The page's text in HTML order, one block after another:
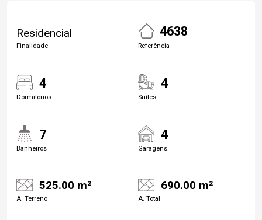
Residencial
Finalidade
4638
Referência
4
Dormitórios
4
Suítes
7
Banheiros
4
Garagens
525.00 m²
A. Terreno
690.00 m²
A. Total